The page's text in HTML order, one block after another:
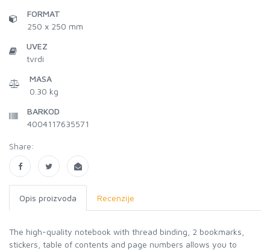
FORMAT
250 x 250 mm
UVEZ
tvrdi
MASA
0.30 kg
BARKOD
4004117635571
Share:
Opis proizvoda Recenzije
The high-quality notebook with thread binding, 2 bookmarks,
stickers, table of contents and page numbers allows you to